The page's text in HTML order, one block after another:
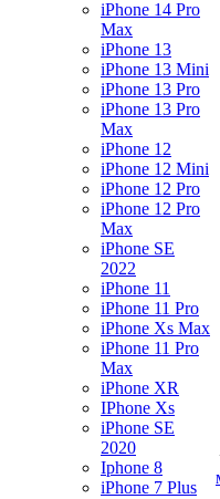
iPhone 14 Pro
Max
iPhone 13
iPhone 13 Mini
iPhone 13 Pro
iPhone 13 Pro
Max
iPhone 12
iPhone 12 Mini
iPhone 12 Pro
iPhone 12 Pro
Max
iPhone SE
2022
iPhone 11
iPhone 11 Pro
iPhone Xs Max
iPhone 11 Pro
Max
iPhone XR
IPhone Xs
iPhone SE
2020
Iphone 8
iPhone 7 Plus